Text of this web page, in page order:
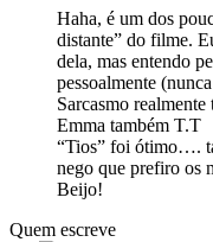
Haha, é um dos
distante” do filme.
dela, mas entendo
pessoalmente
Sarcasmo
Emma também T.T
“Tios” foi ótimo….
nego que prefiro os
Beijo!
Quem escreve